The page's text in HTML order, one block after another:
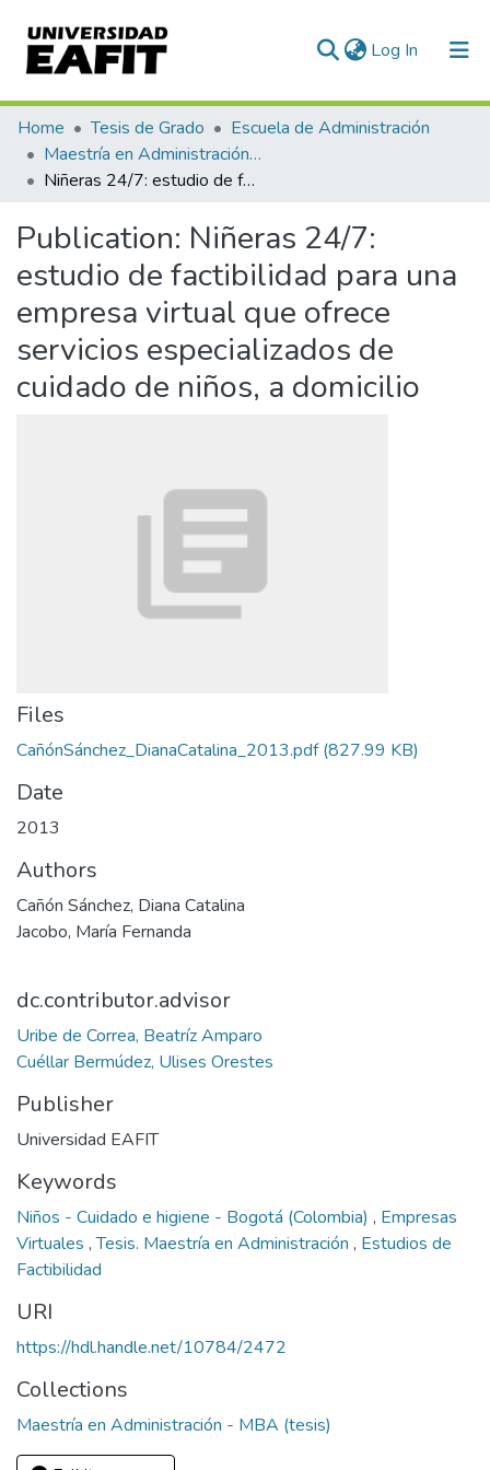
Log In (current)
Communities & Collections
All of DSpace
Home Tesis de Grado
Escuela de Administración
Maestría en Administración - MBA (tesis)
Niñeras 24/7: estudio de factibilidad para una empresa virtual que ofrece servicios especializados de cuidado de niños, a domicilio
Publication: Niñeras 24/7:
estudio de factibilidad para una
empresa virtual que ofrece
servicios especializados de
cuidado de niños, a domicilio
Files
CañónSánchez_DianaCatalina_2013.pdf(827.99 KB)
Date
2013
Authors
Cañón Sánchez, Diana Catalina
Jacobo, María Fernanda
dc.contributor.advisor
Uribe de Correa, Beatríz Amparo
Cuéllar Bermúdez, Ulises Orestes
Publisher
Universidad EAFIT
Keywords
Niños - Cuidado e higiene - Bogotá (Colombia) , Empresas
Virtuales ,Tesis. Maestría en Administración , Estudios de
Factibilidad
URI
https://hdl.handle.net/10784/2472
Collections
Maestría en Administración - MBA (tesis)